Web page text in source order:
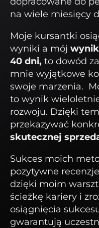
na wiele miesięcy
Moje kursantki
wyniki a mój
40 dni, to dowód
mnie wyjątkowe
swoje marzenia.
to wynik
rozwoju. Dzięki
przekazywać
skutecznej
Sukces moich
pozytywne
dzięki moim
ścieżkę kariery i
osiągnięcia
gwarantują